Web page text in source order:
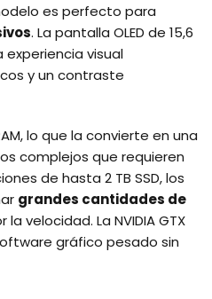
es perfecto para
. La pantalla OLED de 15,6
visual
y un contraste
lo que la convierte en una
complejos que requieren
de hasta 2 TB SSD, los
grandes cantidades de
velocidad. La NVIDIA GTX
gráfico pesado sin